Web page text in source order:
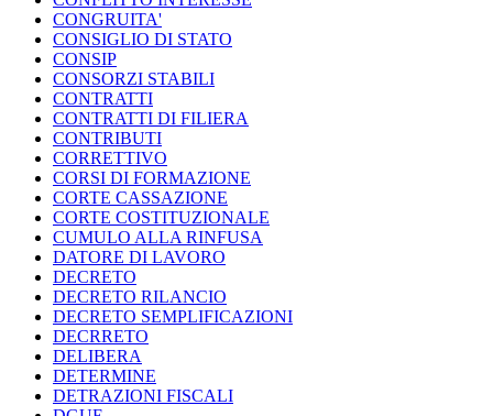
CONGRUITA'
CONSIGLIO DI STATO
CONSIP
CONSORZI STABILI
CONTRATTI
CONTRATTI DI FILIERA
CONTRIBUTI
CORRETTIVO
CORSI DI FORMAZIONE
CORTE CASSAZIONE
CORTE COSTITUZIONALE
CUMULO ALLA RINFUSA
DATORE DI LAVORO
DECRETO
DECRETO RILANCIO
DECRETO SEMPLIFICAZIONI
DECRRETO
DELIBERA
DETERMINE
DETRAZIONI FISCALI